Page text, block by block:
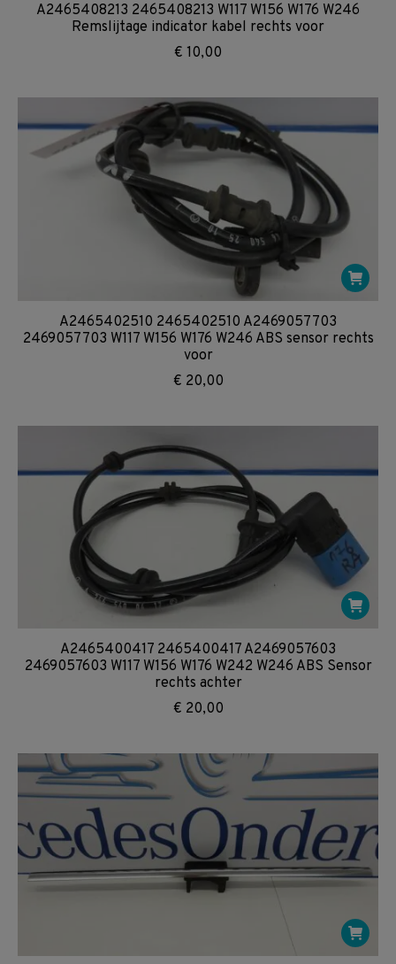
A2465408213 2465408213 W117 W156 W176 W246
Remslijtage indicator kabel rechts voor
€ 10,00
A2465402510 2465402510 A2469057703
2469057703 W117 W156 W176 W246 ABS sensor rechts
voor
€ 20,00
A2465400417 2465400417 A2469057603
2469057603 W117 W156 W176 W242 W246 ABS Sensor
rechts achter
€ 20,00